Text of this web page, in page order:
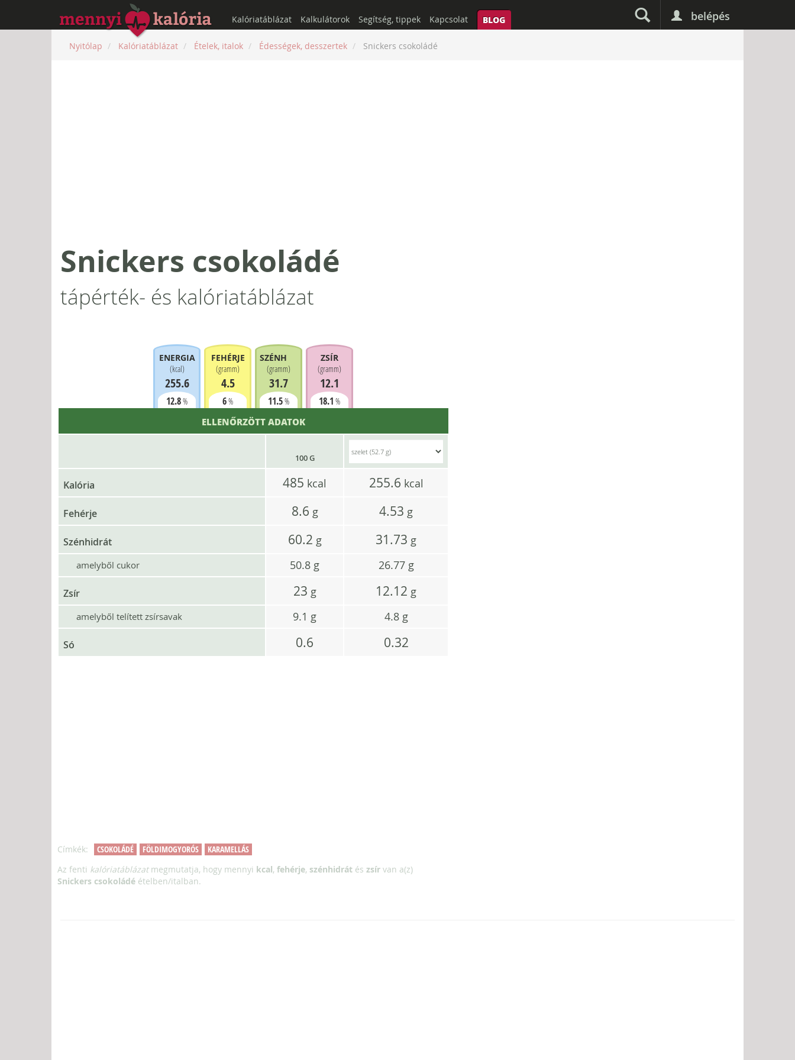
belépés
Kalóriatáblázat Kalkulátorok Segítség, tippek Kapcsolat BLOG
Nyitólap Kalóriatáblázat Ételek, italok Édességek, desszertek Snickers csokoládé
Snickers csokoládé
tápérték- és kalóriatáblázat
ENERGIA
(kcal)
255.6
12.8%
FEHÉRJE
(gramm)
4.5
6%
SZÉNHIDRÁT
(gramm)
31.7
11.5%
ZSÍR
(gramm)
12.1
18.1 %
ELLENŐRZÖTT ADATOK
100 G
Kalória 485 kcal 255.6 kcal
Fehérje 8.6 g 4.53 g
Szénhidrát 60.2 g 31.73 g
amelyből cukor 50.8 g 26.77 g
Zsír 23 g 12.12 g
amelyből telített zsírsavak 9.1 g 4.8 g
Só 0.6 0.32
Címkék: CSOKOLÁDÉ FÖLDIMOGYORÓS
KARAMELLÁS
Az fenti kalóriatáblázatmegmutatja, hogy mennyi kcal, fehérje, szénhidrát és zsír van a(z)
Snickers csokoládé ételben/italban.